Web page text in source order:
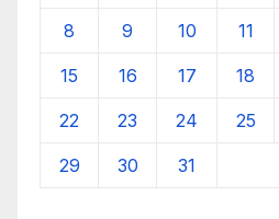
8 9 10 11
15 16 17 18
22 23 24 25
29 30 31